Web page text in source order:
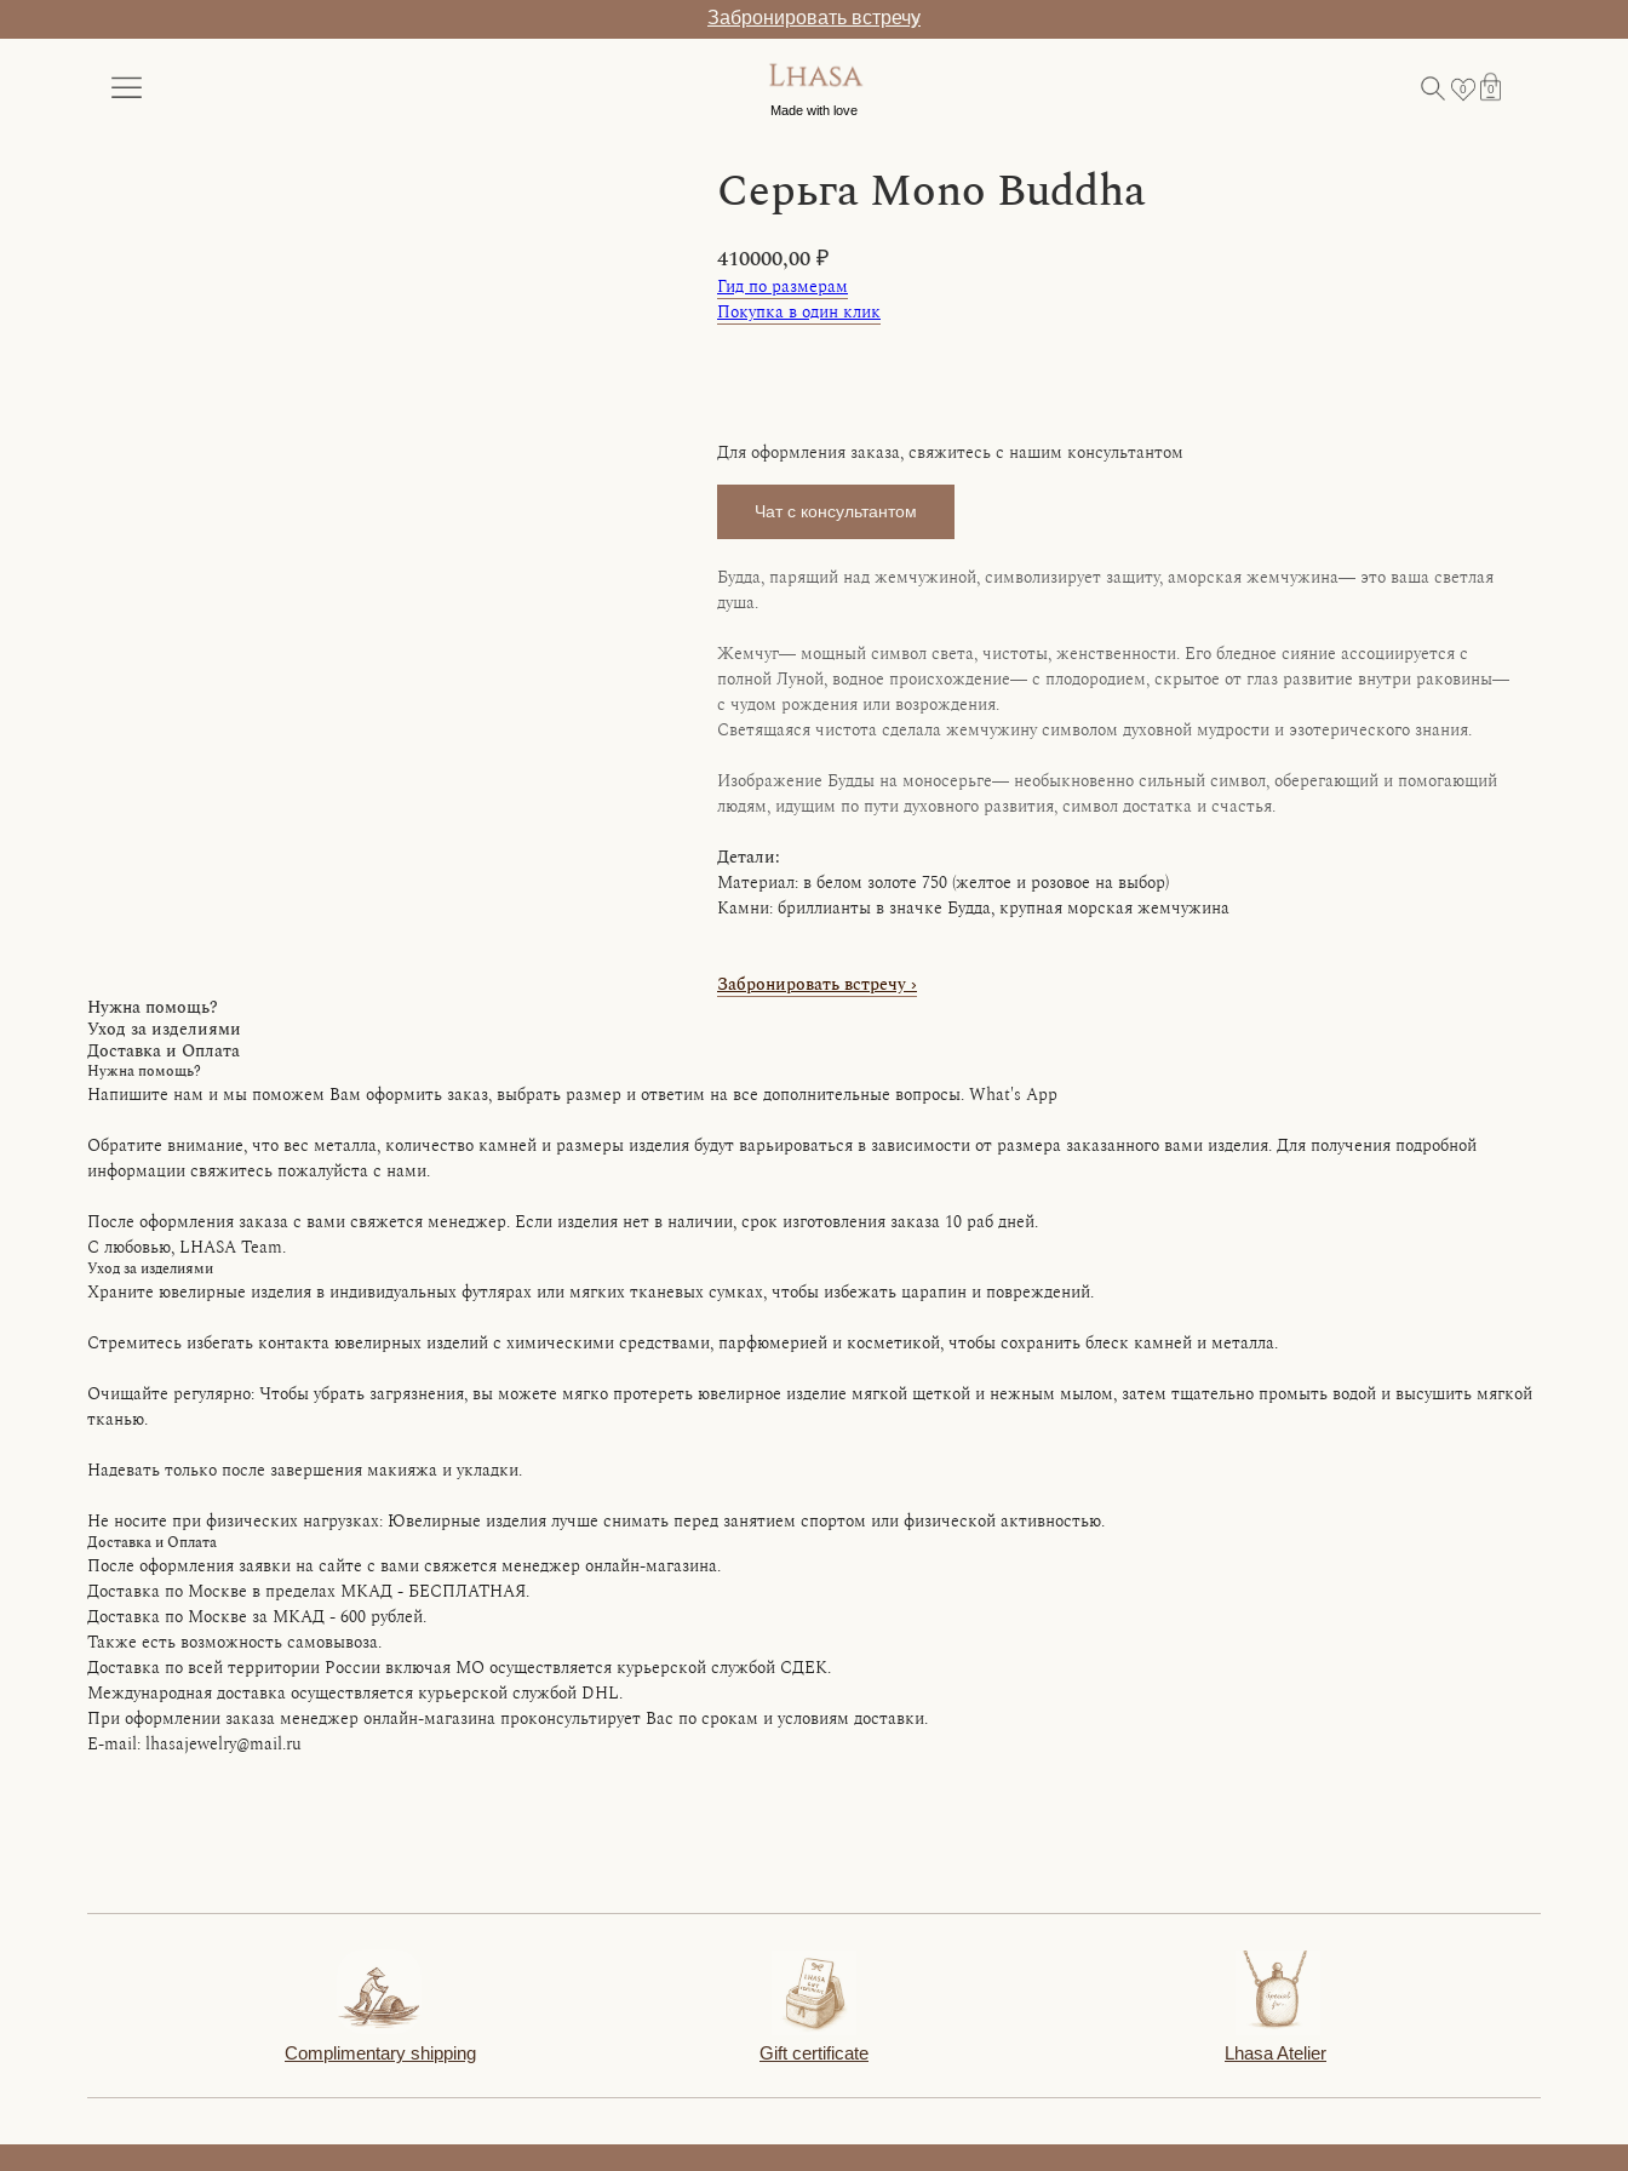
Made with love
Забронировать встречу
0
0
Серьга Mono Buddha
410000,00₽
Гид по размерам
Покупка в один клик
Для оформления заказа, свяжитесь с нашим консультантом
Чат с консультантом
Будда, парящий над жемчужиной, символизирует защиту, аморская жемчужина— это ваша светлая
душа.
Жемчуг— мощный символ света, чистоты, женственности. Его бледное сияние ассоциируется с
полной Луной, водное происхождение— с плодородием, скрытое от глаз развитие внутри раковины—
с чудом рождения или возрождения.
Светящаяся чистота сделала жемчужину символом духовной мудрости и эзотерического знания.
Изображение Будды на моносерьге— необыкновенно сильный символ, оберегающий и помогающий
людям, идущим по пути духовного развития, символ достатка и счастья.
Детали:
Материал: в белом золоте 750 (желтое и розовое на выбор)
Камни: бриллианты в значке Будда, крупная морская жемчужина
Забронировать встречу›
Нужна помощь?
Уход за изделиями
Доставка и Оплата
Нужна помощь?
Напишите нам и мы поможем Вам оформить заказ, выбрать размер и ответим на все дополнительные вопросы. What's App
Обратите внимание, что вес металла, количество камней и размеры изделия будут варьироваться в зависимости от размера заказанного вами изделия. Для получения подробной
информации свяжитесь пожалуйста с нами.
После оформления заказа с вами свяжется менеджер. Если изделия нет в наличии, срок изготовления заказа 10 раб дней.
С любовью, LHASA Team.
Уход за изделиями
Храните ювелирные изделия в индивидуальных футлярах или мягких тканевых сумках, чтобы избежать царапин и повреждений.
Стремитесь избегать контакта ювелирных изделий с химическими средствами, парфюмерией и косметикой, чтобы сохранить блеск камней и металла.
Очищайте регулярно: Чтобы убрать загрязнения, вы можете мягко протереть ювелирное изделие мягкой щеткой и нежным мылом, затем тщательно промыть водой и высушить мягкой
тканью.
Надевать только после завершения макияжа и укладки.
Не носите при физических нагрузках: Ювелирные изделия лучше снимать перед занятием спортом или физической активностью.
Доставка и Оплата
После оформления заявки на сайте с вами свяжется менеджер онлайн-магазина.
Доставка по Москве в пределах МКАД - БЕСПЛАТНАЯ.
Доставка по Москве за МКАД - 600 рублей.
Также есть возможность самовывоза.
Доставка по всей территории России включая МО осуществляется курьерской службой CДЕК.
Международная доставка осуществляется курьерской службой DHL.
При оформлении заказа менеджер онлайн-магазина проконсультирует Вас по срокам и условиям доставки.
E-mail: lhasajewelry@mail.ru
Gift certificate
Complimentary shipping Lhasa Atelier